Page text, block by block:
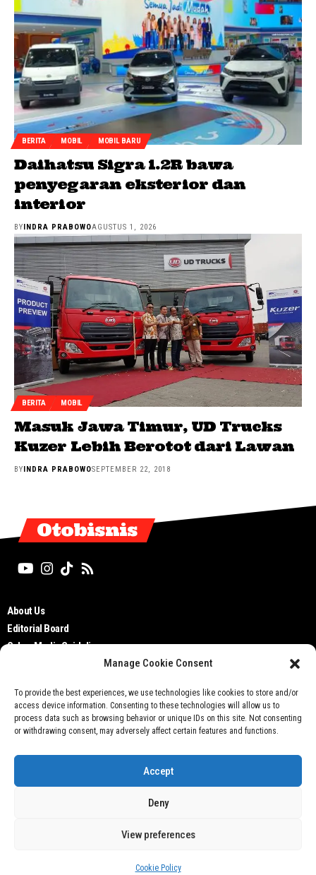
Manage Cookie Consent
To provide the best experiences, we use technologies like cookies to store and/or
access device information. Consenting to these technologies will allow us to
process data such as browsing behavior or unique IDs on this site. Not consenting
or withdrawing consent, may adversely affect certain features and functions.
Accept
Deny
View preferences
Cookie Policy
BERITA MOBIL MOBIL BARU
Daihatsu Sigra 1.2R bawa
penyegaran eksterior dan
interior
BYINDRA PRABOWOAGUSTUS 1, 2026
BERITA MOBIL
Masuk Jawa Timur, UD Trucks
Kuzer Lebih Berotot dari Lawan
BYINDRA PRABOWOSEPTEMBER 22, 2018
Otobisnis
About Us
Editorial Board
Cyber Media Guidelines
Privacy Policy
Contact Us